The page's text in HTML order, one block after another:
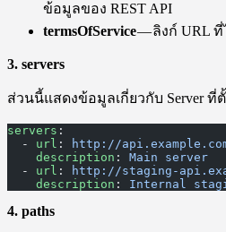
ข้อมูลของ REST API
termsOfService— ลิงก์ URL ที่
3. servers
ส่วนนี้แสดงข้อมูลเกี่ยวกับ Server ที่ตั้
servers :
  -
url :
http://
    description
: Main server
  -
url :
http://staging-
    description
: Internal
4. paths